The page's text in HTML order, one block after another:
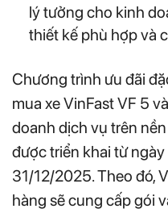
lý tưởng cho kinh
thiết kế phù hợp và
Chương trình ưu đãi
mua xe VinFast VF 5
doanh dịch vụ trên
được triển khai từ
31/12/2025. Theo đó,
hàng sẽ cung cấp gói